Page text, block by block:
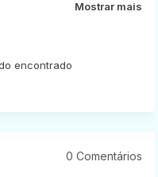
Mostrar mais
encontrado
0 Comentários